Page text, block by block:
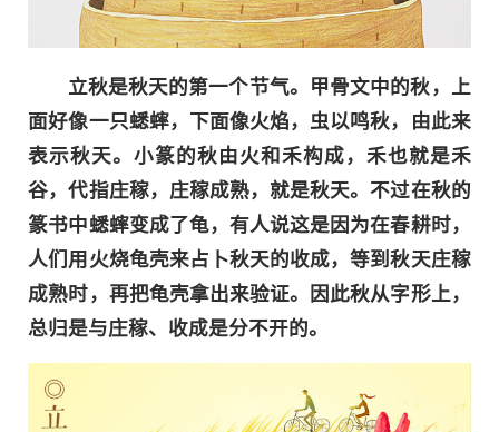
立秋是秋天的第一个节气。甲骨文中的秋，上
面好像一只蟋蟀，下面像火焰，虫以鸣秋，由此来
表示秋天。小篆的秋由火和禾构成，禾也就是禾
谷，代指庄稼，庄稼成熟，就是秋天。不过在秋的
篆书中蟋蟀变成了龟，有人说这是因为在春耕时，
人们用火烧龟壳来占卜秋天的收成，等到秋天庄稼
成熟时，再把龟壳拿出来验证。因此秋从字形上，
总归是与庄稼、收成是分不开的。